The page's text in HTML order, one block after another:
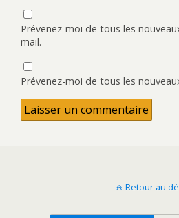
Prévenez-moi de tous les
mail.
Prévenez-moi de tous les
Retour au